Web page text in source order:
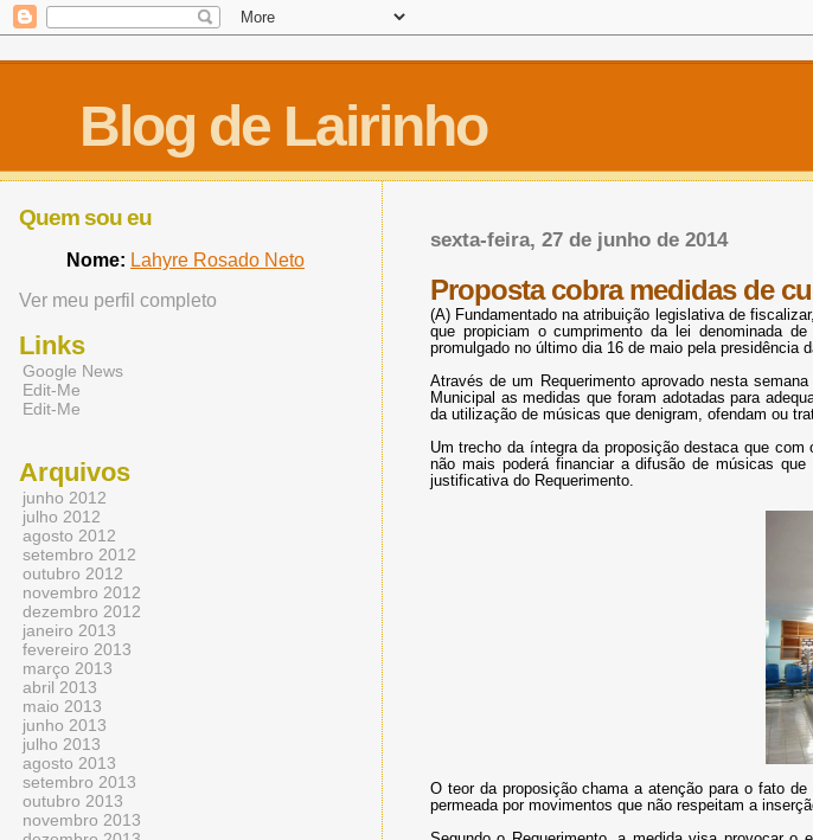
Blog de Lairinho
sexta-feira, 27 de junho de 2014
Proposta cobra medidas de
(A) Fundamentado na atribuição legislativa de
que propiciam o cumprimento da lei denominada
promulgado no último dia 16 de maio pela presidência
Através de um Requerimento aprovado nesta
Municipal as medidas que foram adotadas para
da utilização de músicas que denigram, ofendam ou
Um trecho da íntegra da proposição destaca que com
não mais poderá financiar a difusão de músicas
justificativa do Requerimento.
O teor da proposição chama a atenção para o fato
permeada por movimentos que não respeitam a
Quem sou eu
Nome: Lahyre Rosado Neto
Ver meu perfil completo
Links
Google News
Edit-Me
Edit-Me
Arquivos
junho 2012
julho 2012
agosto 2012
setembro 2012
outubro 2012
novembro 2012
dezembro 2012
janeiro 2013
fevereiro 2013
março 2013
abril 2013
maio 2013
junho 2013
julho 2013
agosto 2013
setembro 2013
outubro 2013
novembro 2013